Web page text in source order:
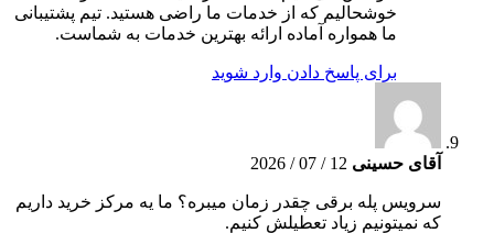
خوشحالیم که از خدمات ما راضی هستید. تیم پشتیبانی
ما همواره آماده ارائه بهترین خدمات به شماست.
برای پاسخ دادن وارد شوید
آقای حسینی 12 / 07 / 2026
سرویس پله برقی چقدر زمان میبره؟ ما یه مرکز خرید داریم
که نمیتونیم زیاد تعطیلش کنیم.